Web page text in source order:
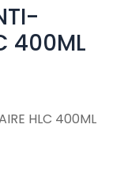
400ML
HLC 400ML